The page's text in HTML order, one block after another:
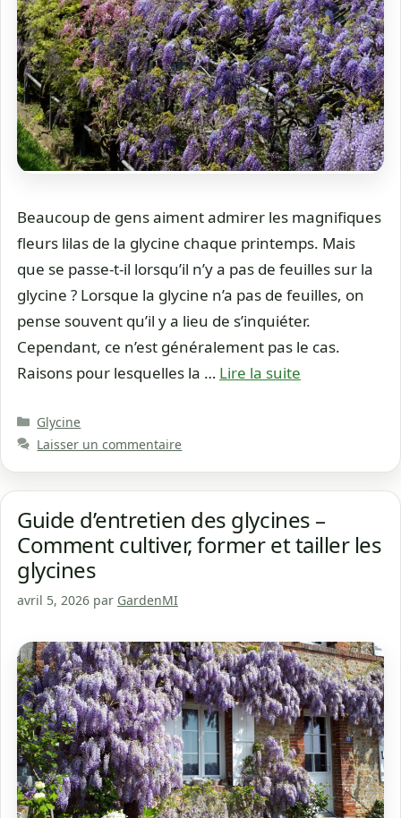
Beaucoup de gens aiment admirer les magnifiques
fleurs lilas de la glycine chaque printemps. Mais
que se passe-t-il lorsqu’il n’y a pas de feuilles sur la
glycine ? Lorsque la glycine n’a pas de feuilles, on
pense souvent qu’il y a lieu de s’inquiéter.
Cependant, ce n’est généralement pas le cas.
Raisons pour lesquelles la … Lire la suite
Catégories
Glycine
Laisser un commentaire
Guide d’entretien des glycines –
Comment cultiver, former et tailler les
glycines
avril 5, 2026 par GardenMI